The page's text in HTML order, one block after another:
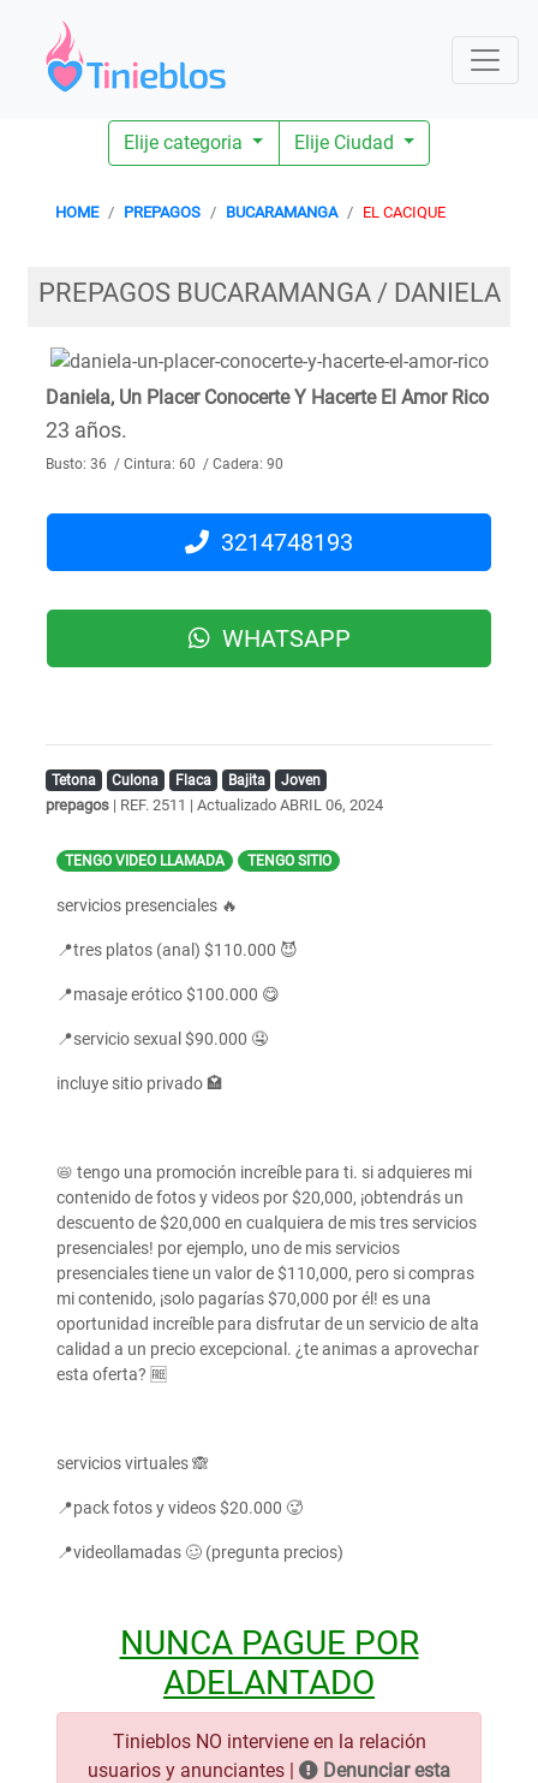
Elije categoria Elije Ciudad
HOME PREPAGOS BUCARAMANGA EL CACIQUE
PREPAGOS BUCARAMANGA / DANIELA
Daniela, Un Placer Conocerte Y Hacerte El Amor Rico
23 años.
Busto: 36 / Cintura: 60 / Cadera: 90
3214748193
WHATSAPP
Tetona Culona Flaca Bajita Joven
prepagos | REF. 2511 | Actualizado ABRIL 06, 2024
TENGO VIDEO LLAMADA TENGO SITIO
servicios presenciales 🔥
📍tres platos (anal) $110.000 😈
📍masaje erótico $100.000 😋
📍servicio sexual $90.000 🤤
incluye sitio privado 🏩
📛 tengo una promoción increíble para ti. si adquieres mi
contenido de fotos y videos por $20,000, ¡obtendrás un
descuento de $20,000 en cualquiera de mis tres servicios
presenciales! por ejemplo, uno de mis servicios
presenciales tiene un valor de $110,000, pero si compras
mi contenido, ¡solo pagarías $70,000 por él! es una
oportunidad increíble para disfrutar de un servicio de alta
calidad a un precio excepcional. ¿te animas a aprovechar
esta oferta? 🆓
servicios virtuales 🙈
📍pack fotos y videos $20.000 🥵
📍videollamadas 🥴 (pregunta precios)
NUNCA PAGUE POR
ADELANTADO
Tinieblos NO interviene en la relación
usuarios y anunciantes |
Denunciar esta